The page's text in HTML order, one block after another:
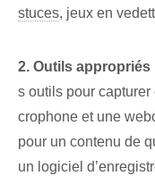
stuces, jeux en
2. Outils appropriés
s outils pour
crophone et une
pour un contenu de
un logiciel